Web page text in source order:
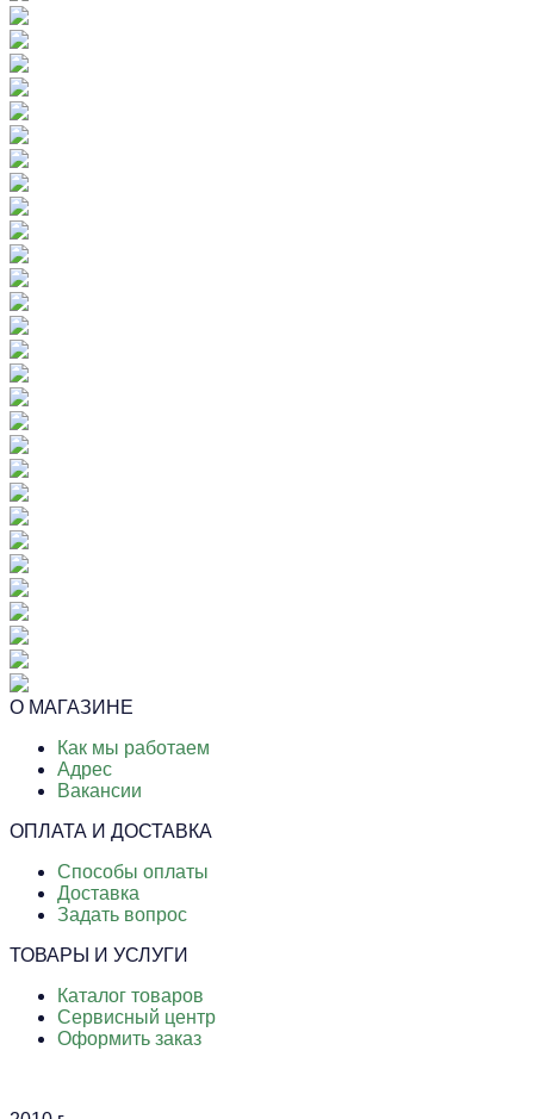
О МАГАЗИНЕ
Как мы работаем
Адрес
Вакансии
ОПЛАТА И ДОСТАВКА
Способы оплаты
Доставка
Задать вопрос
ТОВАРЫ И УСЛУГИ
Каталог товаров
Сервисный центр
Оформить заказ